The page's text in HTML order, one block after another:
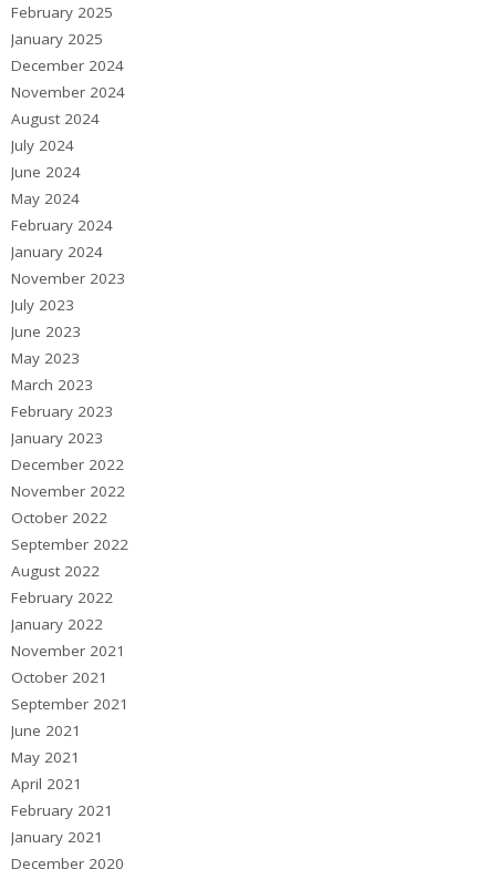
February 2025
January 2025
December 2024
November 2024
August 2024
July 2024
June 2024
May 2024
February 2024
January 2024
November 2023
July 2023
June 2023
May 2023
March 2023
February 2023
January 2023
December 2022
November 2022
October 2022
September 2022
August 2022
February 2022
January 2022
November 2021
October 2021
September 2021
June 2021
May 2021
April 2021
February 2021
January 2021
December 2020